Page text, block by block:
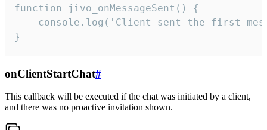
function jivo_onMessageSent() {
console.log('Client sent the first
}
onClientStartChat#
This callback will be executed if the chat was initiated by a client,
and there was no proactive invitation shown.